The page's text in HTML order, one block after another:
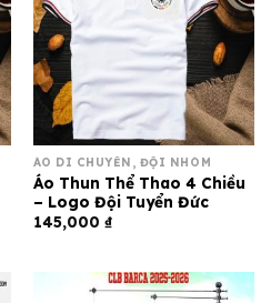
ÁO DI CHUYỂN, ĐỘI NHÓM
Áo Thun Thể Thao 4 Chiều
– Logo Đội Tuyển Đức
145,000 ₫